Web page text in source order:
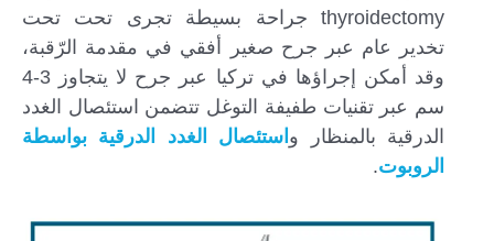
thyroidectomy جراحة بسيطة تجرى تحت تحت
تخدير عام عبر جرح صغير أفقي في مقدمة الرّقبة،
وقد أمكن إجراؤها في تركيا عبر جرح لا يتجاوز 3-4
سم عبر تقنيات طفيفة التوغل تتضمن استئصال الغدد
الدرقية بالمنظار و استئصال الغدد الدرقية بواسطة
الروبوت.